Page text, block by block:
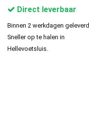
Direct leverbaar
Binnen 2 werkdagen geleverd.
Sneller op te halen in
Hellevoetsluis.